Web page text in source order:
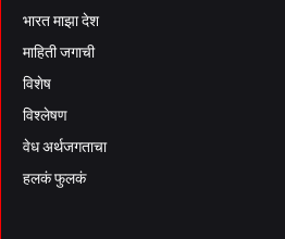
भारत माझा देश
माहिती जगाची
विशेष
विश्लेषण
वेध अर्थजगताचा
हलकं फुलकं